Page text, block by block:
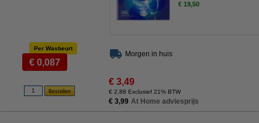
€ 19,50
Per Wasbeurt
€ 0,087
Morgen in huis
€ 3,49
€ 2,88 Exclusief 21% BTW
€ 3,99 At Home adviesprijs